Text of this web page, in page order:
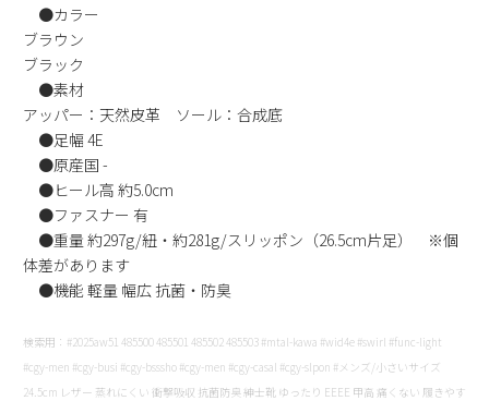
●カラー
ブラウン
ブラック
●素材
アッパー：天然皮革 ソール：合成底
●足幅 4E
●原産国 -
●ヒール高 約5.0cm
●ファスナー 有
●重量 約297g/紐・約281g/スリッポン（26.5cm片足） ※個
体差があります
●機能 軽量 幅広 抗菌・防臭
検索用：#2025aw51 485500 485501 485502 485503 #mtal-kawa #wid4e #swirl #func-light
#cgy-men #cgy-busi #cgy-bsssho #cgy-men #cgy-casal #cgy-slpon #メンズ/小さいサイズ
24.5cm レザー 蒸れにくい 衝撃吸収 抗菌防臭 紳士靴 ゆったり EEEE 甲高 痛くない 履きやす